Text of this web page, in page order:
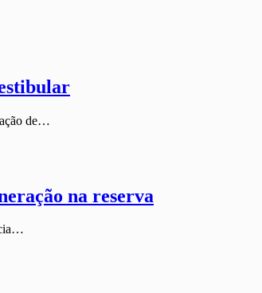
de…
na reserva